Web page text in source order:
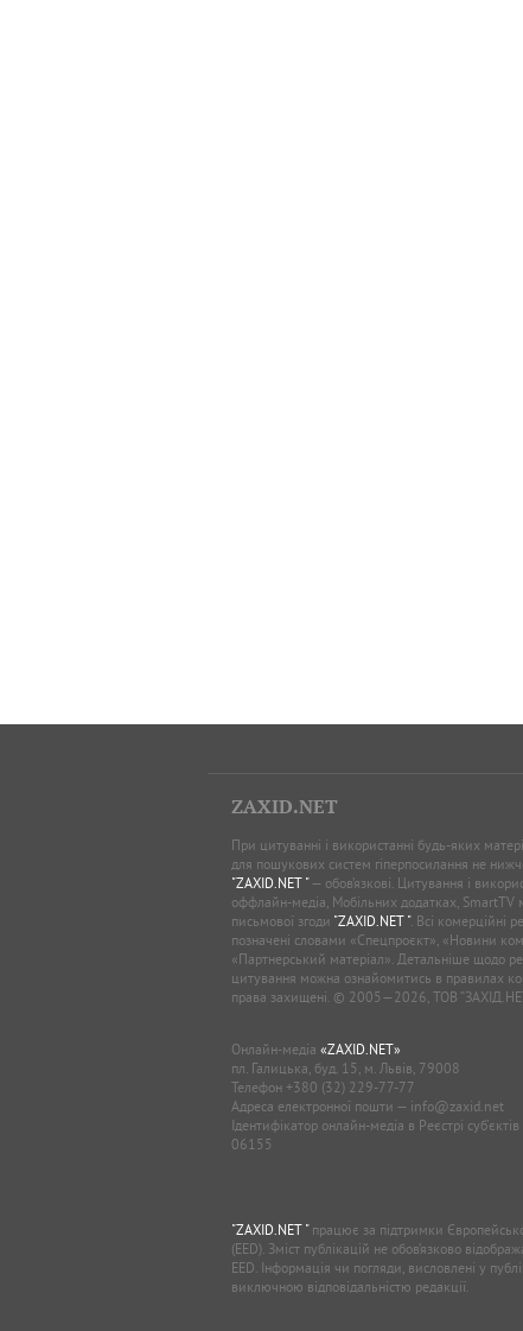
ZAXID.NET
При цитуванні і використанні будь-яких
для пошукових систем гіперпосилання не
"ZAXID.NET "— обов’язкові. Цитування і
оффлайн-медіа, Мобільних додатках,
письмової згоди "ZAXID.NET ". Всі комерційні
позначені словами «Спецпроєкт», «Новини
«Партнерський матеріал». Детальніше щодо
цитування можна ознайомитись в правилах
права захищені. © 2005—2026, ТОВ
Онлайн-медіа «ZAXID.NET»
пл. Галицька, буд. 15, м. Львів, 79008
Телефон +380 (32) 229-77-77
Адреса електронної пошти — info@zaxid.net
Ідентифікатор онлайн-медіа в Реєстрі
06155
"ZAXID.NET "працює за підтримки
(EED). Зміст публікацій не обов’язково
EED. Інформація чи погляди, висловлені у
виключною відповідальністю редакції.